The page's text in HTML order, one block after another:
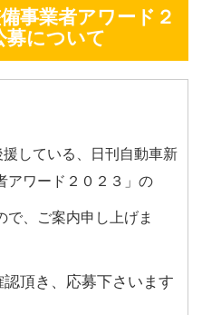
事業者アワード２
募について
している、 日刊自動車新
アワード２０２３」の
、ご案内申し上げま
頂き、応募下さいます